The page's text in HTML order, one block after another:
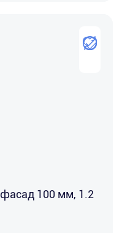
100 мм, 1.2